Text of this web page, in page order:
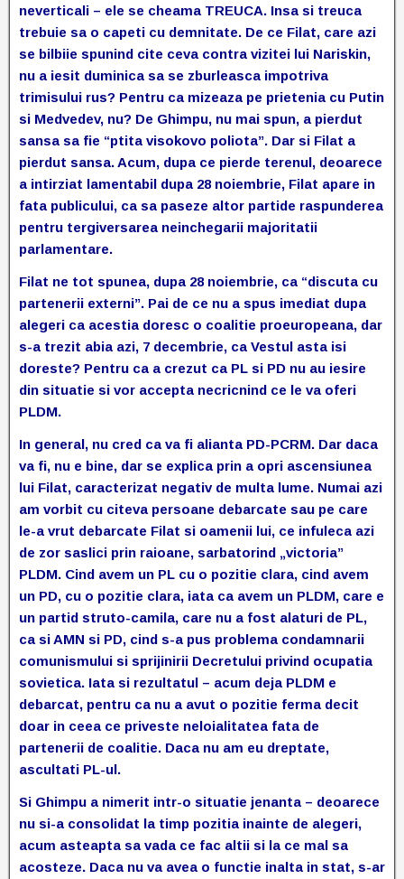
neverticali – ele se cheama TREUCA. Insa si treuca
trebuie sa o capeti cu demnitate. De ce Filat, care azi
se bilbiie spunind cite ceva contra vizitei lui Nariskin,
nu a iesit duminica sa se zburleasca impotriva
trimisului rus? Pentru ca mizeaza pe prietenia cu Putin
si Medvedev, nu? De Ghimpu, nu mai spun, a pierdut
sansa sa fie “ptita visokovo poliota”. Dar si Filat a
pierdut sansa. Acum, dupa ce pierde terenul, deoarece
a intirziat lamentabil dupa 28 noiembrie, Filat apare in
fata publicului, ca sa paseze altor partide raspunderea
pentru tergiversarea neinchegarii majoritatii
parlamentare.
Filat ne tot spunea, dupa 28 noiembrie, ca “discuta cu
partenerii externi”. Pai de ce nu a spus imediat dupa
alegeri ca acestia doresc o coalitie proeuropeana, dar
s-a trezit abia azi, 7 decembrie, ca Vestul asta isi
doreste? Pentru ca a crezut ca PL si PD nu au iesire
din situatie si vor accepta necricnind ce le va oferi
PLDM.
In general, nu cred ca va fi alianta PD-PCRM. Dar daca
va fi, nu e bine, dar se explica prin a opri ascensiunea
lui Filat, caracterizat negativ de multa lume. Numai azi
am vorbit cu citeva persoane debarcate sau pe care
le-a vrut debarcate Filat si oamenii lui, ce infuleca azi
de zor saslici prin raioane, sarbatorind „victoria”
PLDM. Cind avem un PL cu o pozitie clara, cind avem
un PD, cu o pozitie clara, iata ca avem un PLDM, care e
un partid struto-camila, care nu a fost alaturi de PL,
ca si AMN si PD, cind s-a pus problema condamnarii
comunismului si sprijinirii Decretului privind ocupatia
sovietica. Iata si rezultatul – acum deja PLDM e
debarcat, pentru ca nu a avut o pozitie ferma decit
doar in ceea ce priveste neloialitatea fata de
partenerii de coalitie. Daca nu am eu dreptate,
ascultati PL-ul.
Si Ghimpu a nimerit intr-o situatie jenanta – deoarece
nu si-a consolidat la timp pozitia inainte de alegeri,
acum asteapta sa vada ce fac altii si la ce mal sa
acosteze. Daca nu va avea o functie inalta in stat, s-ar